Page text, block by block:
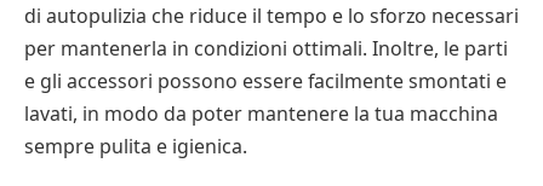
di autopulizia che riduce il tempo e lo sforzo necessari
per mantenerla in condizioni ottimali. Inoltre, le parti
e gli accessori possono essere facilmente smontati e
lavati, in modo da poter mantenere la tua macchina
sempre pulita e igienica.